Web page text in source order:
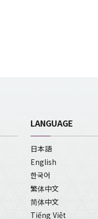
LANGUAGE
日本語
English
한국어
繁体中文
简体中文
Tiếng Việt